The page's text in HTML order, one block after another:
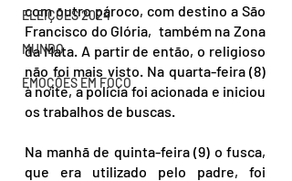
ELEIÇÕES 2024
MUNDO
EMOÇÕES EM FOCO
com outro pároco, com destino a São
Francisco do Glória,  também na Zona
da Mata. A partir de então, o religioso
não foi mais visto. Na quarta-feira (8)
à noite, a polícia foi acionada e iniciou
os trabalhos de buscas.
Na manhã de quinta-feira (9) o fusca,
que era utilizado pelo padre,
foi